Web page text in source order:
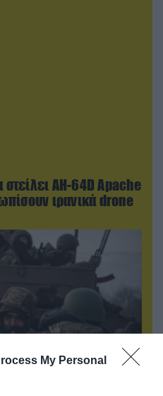
My Personal
AH-64D Apache
ιρανικά drone